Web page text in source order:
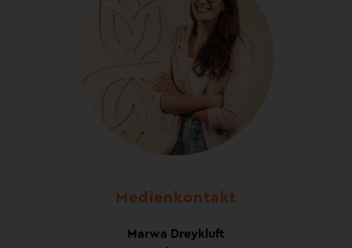
Medienkontakt
Marwa Dreykluft